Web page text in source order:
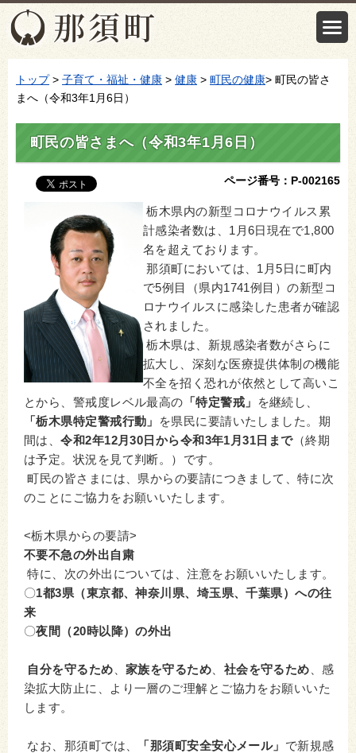
トップ> 子育て・福祉・健康 > 健康 > 町民の健康> 町民の皆さ
まへ（令和3年1月6日）
町民の皆さまへ（令和3年1月6日）
ページ番号：P-002165
栃木県内の新型コロナウイルス累
計感染者数は、1月6日現在で1,800
名を超えております。
那須町においては、1月5日に町内
で5例目（県内1741例目）の新型コ
ロナウイルスに感染した患者が確認
されました。
栃木県は、新規感染者数がさらに
拡大し、深刻な医療提供体制の機能
不全を招く恐れが依然として高いこ
とから、警戒度レベル最高の 「特定警戒」
を継続し、
「栃木県特定警戒行動」
を県民に要請いたしました。期
間は、令和2年12月30日から令和3年1月31日まで（終期
は予定。状況を見て判断。）です。
町民の皆さまには、県からの要請につきまして、特に次
のことにご協力をお願いいたします。
<栃木県からの要請>
不要不急の外出自粛
特に、次の外出については、注意をお願いいたします。
〇1都3県（東京都、神奈川県、埼玉県、千葉県）への往
来
〇夜間（20時以降）の外出
自分を守るため 、家族を守るため 社会を守るため 、感
染拡大防止に、より一層のご理解とご協力をお願いいた
します。
なお、那須町では、 「那須町安全安心メール」 で新規感